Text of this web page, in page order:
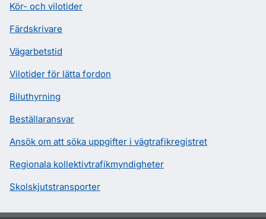
Kör- och vilotider
Färdskrivare
Vägarbetstid
Vilotider för lätta fordon
Biluthyrning
Beställaransvar
Ansök om att söka uppgifter i vägtrafikregistret
Regionala kollektivtrafikmyndigheter
Skolskjutstransporter